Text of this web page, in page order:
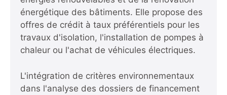
énergétique des bâtiments. Elle propose des
offres de crédit à taux préférentiels pour les
travaux d'isolation, l'installation de pompes à
chaleur ou l'achat de véhicules électriques.
L'intégration de critères environnementaux
dans l'analyse des dossiers de financement